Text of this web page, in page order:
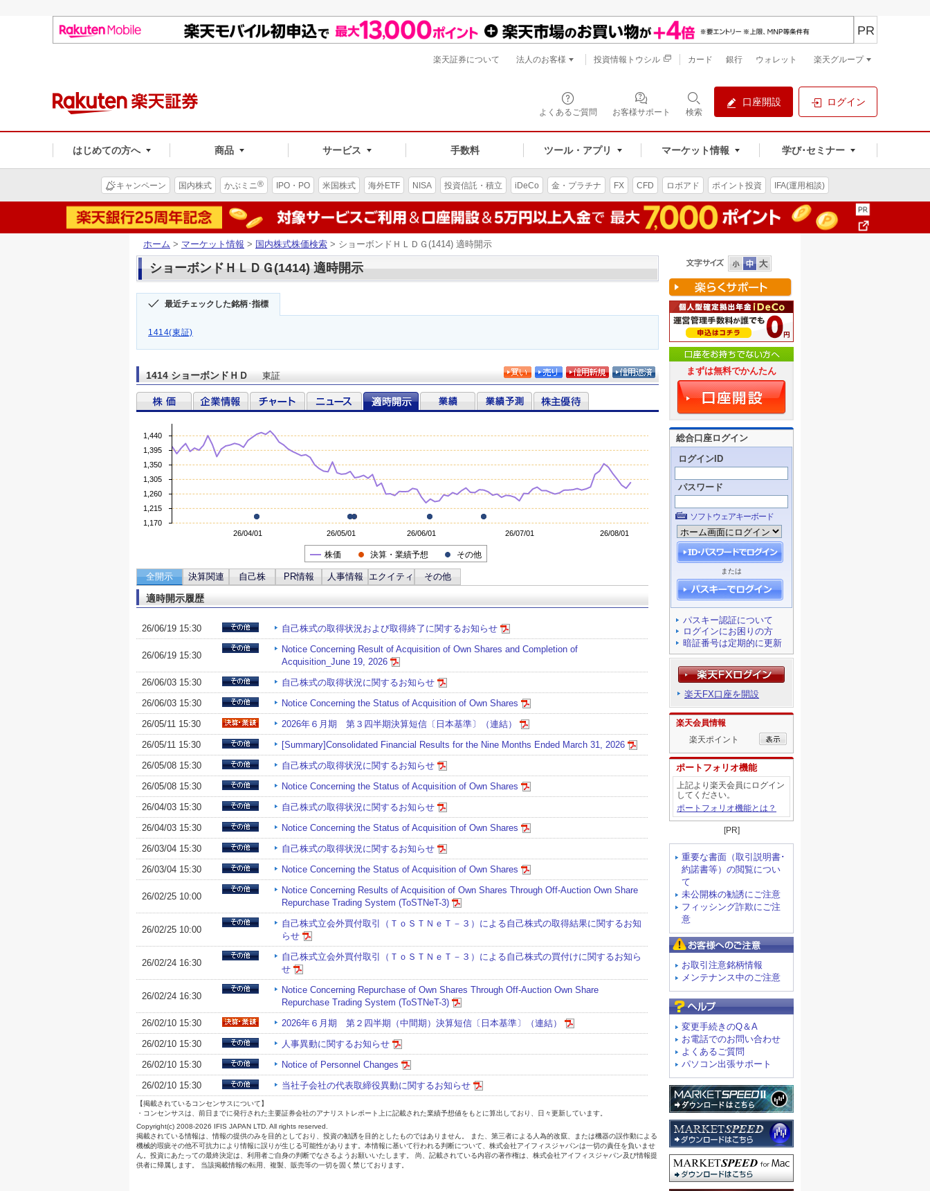
よくあるご質問 お客様サポート 検索
口座開設 ログイン
はじめての方へ 商品 サービス 手数料 ツール・アプリ マーケット情報 学び･セミナー
PR
楽天証券について 法人のお客様 投資情報トウシル カード 銀行 ウォレット 楽天グループ
キャンペーン 国内株式 かぶミニ® IPO・PO 米国株式 海外ETF NISA 投資信託・積立 iDeCo 金・プラチナ FX CFD ロボアド ポイント投資 IFA(運用相談)
ホーム > マーケット情報 > 国内株式株価検索 > ショーボンドＨＬＤＧ(1414) 適時開示
ショーボンドＨＬＤＧ(1414) 適時開示
最近チェックした銘柄･指標
1414(東証)
1414 ショーボンドＨＤ 東証 まずは無料でかんたん
総合口座ログイン
ログインID
パスワード
ソフトウェアキーボード
または
パスキー認証について
ログインにお困りの方
暗証番号は定期的に更新
楽天FX口座を開設
楽天会員情報
楽天ポイント
ポートフォリオ機能
上記より楽天会員にログイン
してください。
ポートフォリオ機能とは？
[PR]
重要な書面（取引説明書･
約諾書等）の閲覧につい
て
未公開株の勧誘にご注意
フィッシング詐欺にご注
意
お取引注意銘柄情報
メンテナンス中のご注意
変更手続きのQ＆A
お電話でのお問い合わせ
よくあるご質問
パソコン出張サポート